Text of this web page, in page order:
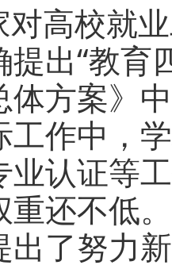
对高校就
出“教育
体方案》
工作中，
业认证等
重还不低
出了努力